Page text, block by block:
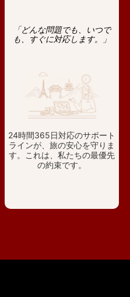
「どんな問題でも、いつで
も、すぐに対応します。」
24時間365日対応のサポート
ラインが、旅の安心を守りま
す。これは、私たちの最優先
の約束です。